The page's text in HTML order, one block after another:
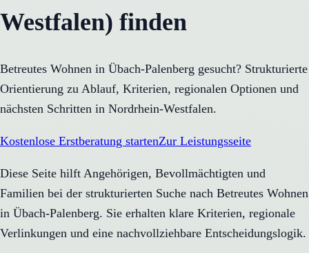
Westfalen) finden
Betreutes Wohnen in Übach-Palenberg gesucht? Strukturierte
Orientierung zu Ablauf, Kriterien, regionalen Optionen und
nächsten Schritten in Nordrhein-Westfalen.
Kostenlose Erstberatung startenZur Leistungsseite
Diese Seite hilft Angehörigen, Bevollmächtigten und
Familien bei der strukturierten Suche nach Betreutes Wohnen
in Übach-Palenberg. Sie erhalten klare Kriterien, regionale
Verlinkungen und eine nachvollziehbare Entscheidungslogik.